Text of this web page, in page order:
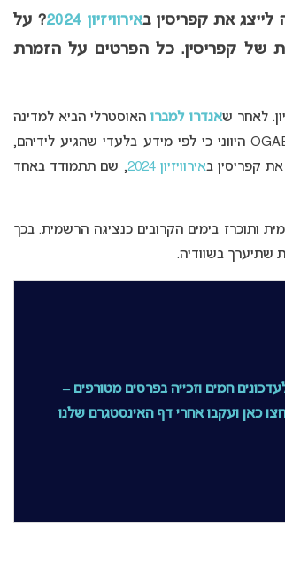
לייצג את קפריסיןבאירוויזיון 2024
? על
של קפריסין. כל הפרטים על הזמרת
לאחר שאנדרו למברוהאוסטרלי הביא למדינה
הכריז אתמול מועדון ה-OGAE היווני כי לפי מידע בלעדי שהגיע לידיהם,
אירוויזיון 2024
, שם תתמודד באחד
ותוכרז בימים הקרובים כנציגה הרשמית. בכך
שתיערך בשוודיה.
חמים וזכייה בפרסים מטורפים –
כאן ועקבו אחרי דף האינסטגרם שלנו